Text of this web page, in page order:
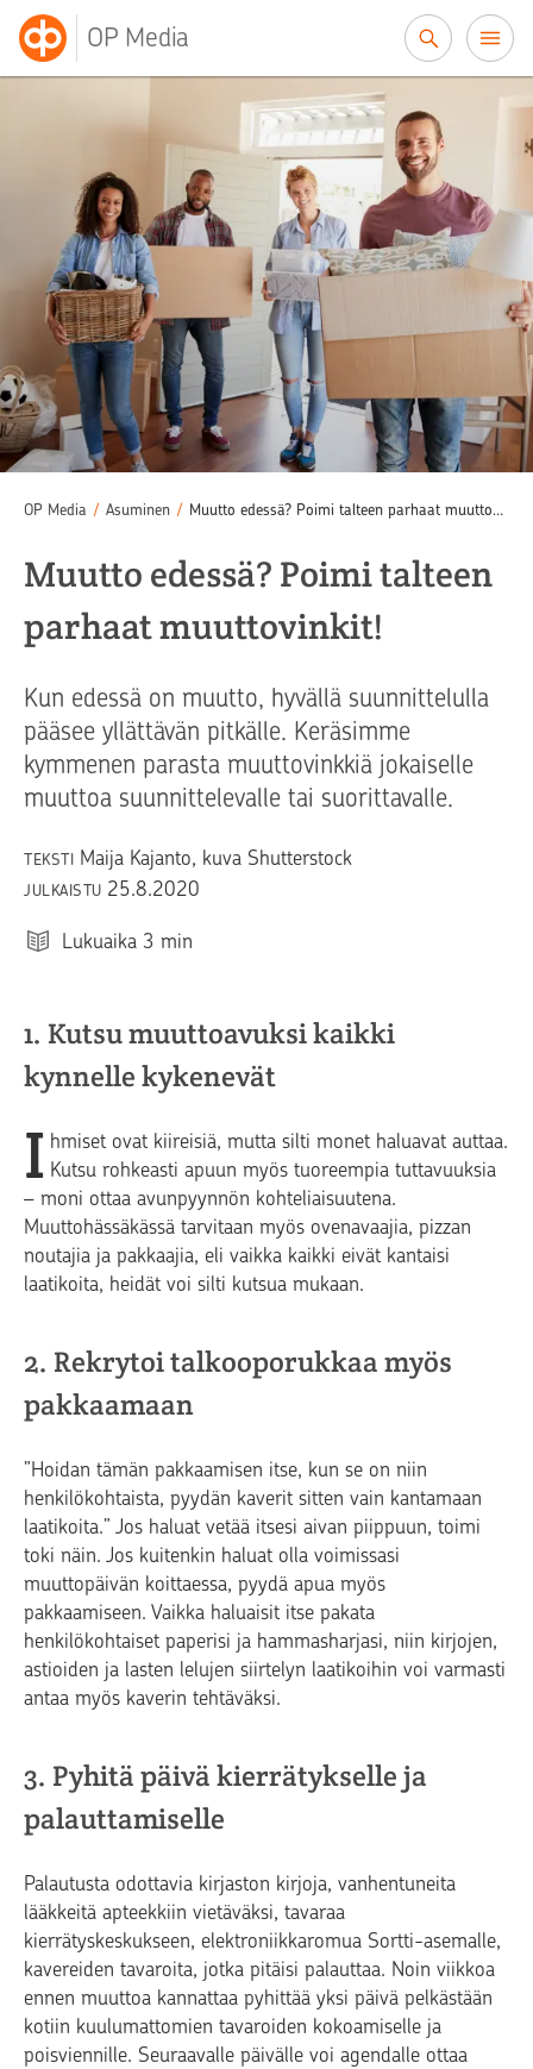
OP Media
OP Media / Asuminen / Muutto edessä? Poimi talteen parhaat muuttovinkit!
Muutto edessä? Poimi talteen
parhaat muuttovinkit!
Kun edessä on muutto, hyvällä suunnittelulla
pääsee yllättävän pitkälle. Keräsimme
kymmenen parasta muuttovinkkiä jokaiselle
muuttoa suunnittelevalle tai suorittavalle.
TEKSTI Maija Kajanto, kuva Shutterstock
JULKAISTU 25.8.2020
Lukuaika 3 min
1. Kutsu muuttoavuksi kaikki
kynnelle kykenevät
I hmiset ovat kiireisiä, mutta silti monet haluavat auttaa.
Kutsu rohkeasti apuun myös tuoreempia tuttavuuksia
– moni ottaa avunpyynnön kohteliaisuutena.
Muuttohässäkässä tarvitaan myös ovenavaajia, pizzan
noutajia ja pakkaajia, eli vaikka kaikki eivät kantaisi
laatikoita, heidät voi silti kutsua mukaan.
2. Rekrytoi talkooporukkaa myös
pakkaamaan
”Hoidan tämän pakkaamisen itse, kun se on niin
henkilökohtaista, pyydän kaverit sitten vain kantamaan
laatikoita.” Jos haluat vetää itsesi aivan piippuun, toimi
toki näin. Jos kuitenkin haluat olla voimissasi
muuttopäivän koittaessa, pyydä apua myös
pakkaamiseen. Vaikka haluaisit itse pakata
henkilökohtaiset paperisi ja hammasharjasi, niin kirjojen,
astioiden ja lasten lelujen siirtelyn laatikoihin voi varmasti
antaa myös kaverin tehtäväksi.
3. Pyhitä päivä kierrätykselle ja
palauttamiselle
Palautusta odottavia kirjaston kirjoja, vanhentuneita
lääkkeitä apteekkiin vietäväksi, tavaraa
kierrätyskeskukseen, elektroniikkaromua Sortti-asemalle,
kavereiden tavaroita, jotka pitäisi palauttaa. Noin viikkoa
ennen muuttoa kannattaa pyhittää yksi päivä pelkästään
kotiin kuulumattomien tavaroiden kokoamiselle ja
poisviennille. Seuraavalle päivälle voi agendalle ottaa